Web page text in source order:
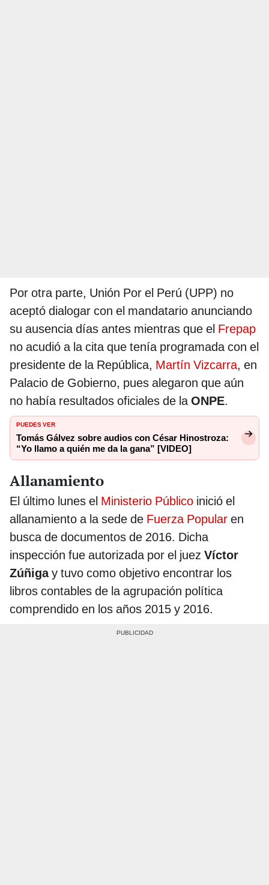
Por otra parte, Unión Por el Perú (UPP) no
aceptó dialogar con el mandatario anunciando
su ausencia días antes mientras que el Frepap
no acudió a la cita que tenía programada con el
presidente de la República, Martín Vizcarra, en
Palacio de Gobierno, pues alegaron que aún
no había resultados oficiales de laONPE.
PUEDES VER
Tomás Gálvez sobre audios con César Hinostroza:
“Yo llamo a quién me da la gana” [VIDEO]
Allanamiento
El último lunes el Ministerio Público inició el
allanamiento a la sede de Fuerza Popular en
busca de documentos de 2016. Dicha
inspección fue autorizada por el juez Víctor
Zúñigay tuvo como objetivo encontrar los
libros contables de la agrupación política
comprendido en los años 2015 y 2016.